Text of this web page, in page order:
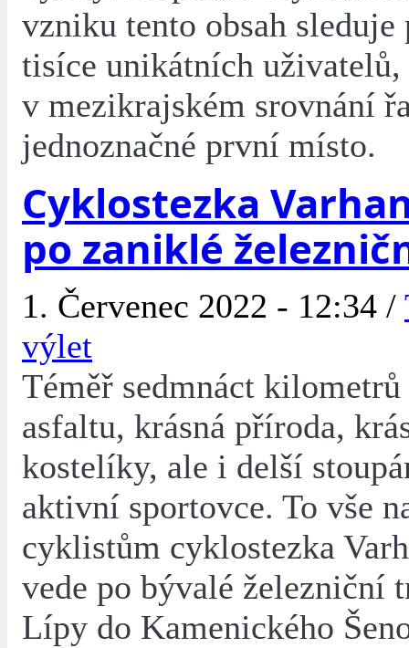
vzniku tento obsah sleduje
tisíce unikátních uživatelů,
v mezikrajském srovnání
jednoznačné první místo.
Cyklostezka
po zaniklé
1. Červenec 2022 - 12:34 /
výlet
Téměř sedmnáct
asfaltu, krásná příroda,
kostelíky, ale i delší
aktivní sportovce. To vše
cyklistům cyklostezka
vede po bývalé železniční
Lípy do Kamenického